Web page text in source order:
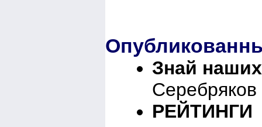
Знай наших
РЕЙТИНГИ